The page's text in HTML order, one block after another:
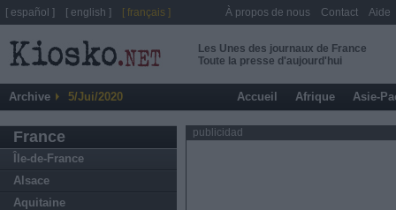
Les Unes des journaux de France
Toute la presse d'aujourd'hui
Archive 5/Jui/2020 Accueil Afrique Asie-
France
Île-de-France
Alsace
Aquitaine
publicidad
[ español ] [ english ] [ français ] À propos de nous Contact Aide